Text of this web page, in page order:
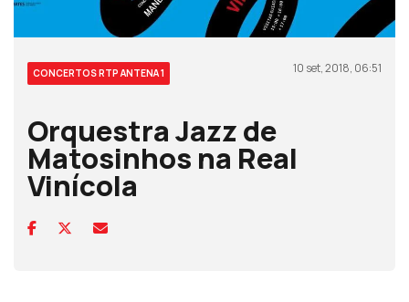
CONCERTOS RTP ANTENA 1 10 set, 2018, 06:51
Orquestra Jazz de
Matosinhos na Real
Vinícola